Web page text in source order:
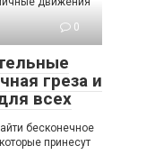
0
греза и
всех
бесконечное
принесут